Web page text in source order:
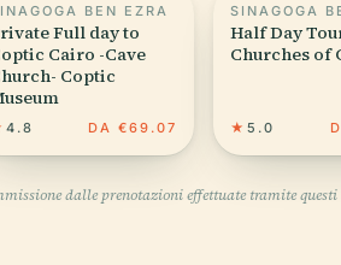
BEN EZRA
Full day to
Cairo -Cave
Coptic
4.8 DA €69.07
SINAGOGA
Half Day
Churches of
★ 5.0
dalle prenotazioni effettuate tramite